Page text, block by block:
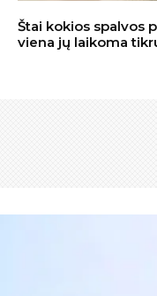
Štai kokios spalvos
viena jų laikoma